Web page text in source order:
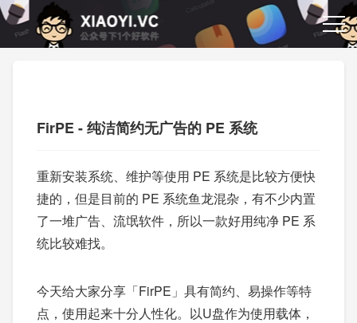
FirPE - 纯洁简约无广告的 PE 系统
重新安装系统、维护等使用 PE 系统是比较方便快
捷的，但是目前的 PE 系统鱼龙混杂，有不少内置
了一堆广告、流氓软件，所以一款好用纯净 PE 系
统比较难找。
今天给大家分享「FirPE」具有简约、易操作等特
点，使用起来十分人性化。以U盘作为使用载体，